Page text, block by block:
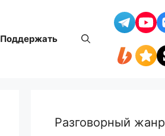
Поддержать
Разговорный жанр